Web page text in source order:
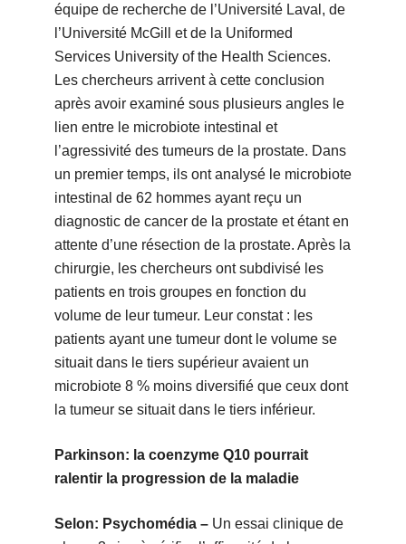
équipe de recherche de l’Université Laval, de
l’Université McGill et de la Uniformed
Services University of the Health Sciences.
Les chercheurs arrivent à cette conclusion
après avoir examiné sous plusieurs angles le
lien entre le microbiote intestinal et
l’agressivité des tumeurs de la prostate. Dans
un premier temps, ils ont analysé le microbiote
intestinal de 62 hommes ayant reçu un
diagnostic de cancer de la prostate et étant en
attente d’une résection de la prostate. Après la
chirurgie, les chercheurs ont subdivisé les
patients en trois groupes en fonction du
volume de leur tumeur. Leur constat : les
patients ayant une tumeur dont le volume se
situait dans le tiers supérieur avaient un
microbiote 8 % moins diversifié que ceux dont
la tumeur se situait dans le tiers inférieur.
Parkinson: la coenzyme Q10 pourrait
ralentir la progression de la maladie
Selon: Psychomédia –Un essai clinique de